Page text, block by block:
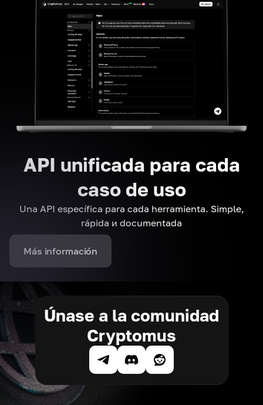
API unificada para cada
caso de uso
Una API específica para cada herramienta. Simple,
rápida и documentada
Más información
Únase a la comunidad
Cryptomus